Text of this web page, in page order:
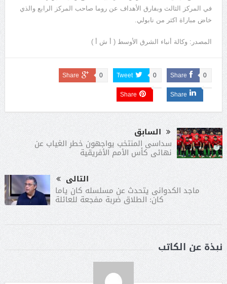
في المركز الثالث وبفارق الأهداف عن روما صاحب المركز الرابع والذي
خاض مباراة اكثر من نابولي.
المصدر: وكالة أنباء الشرق الأوسط ( أ ش أ )
Share 0
Tweet 0
Share 0
Share
Share
السابق
سداسى المنتخب يواجهون خطر الغياب عن
نهائى كأس الأمم الأفريقية
التالى
ماجد الكدوانى يتحدث عن مسلسله كان ياما
كان: الطلاق ضربة مفجعة للعائلة
نبذة عن الكاتب